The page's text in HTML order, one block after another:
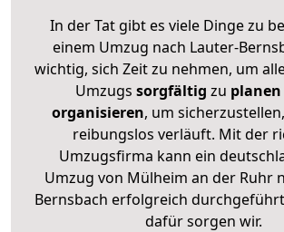
In der Tat gibt es viele Dinge zu
einem Umzug nach Lauter-
wichtig, sich Zeit zu nehmen, um
Umzugs sorgfältig zu planen
organisieren, um
reibungslos verläuft. Mit der
Umzugsfirma kann ein
Umzug von Mülheim an der Ruhr
Bernsbach erfolgreich
dafür sorgen wir.